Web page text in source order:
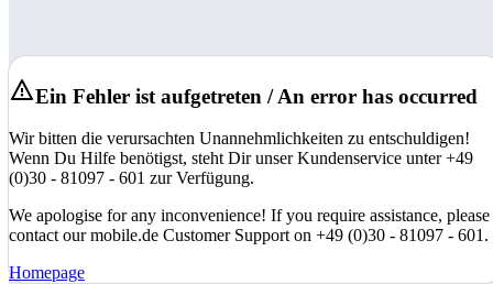
Ein Fehler ist aufgetreten / An error has occurred
Wir bitten die verursachten Unannehmlichkeiten zu entschuldigen!
Wenn Du Hilfe benötigst, steht Dir unser Kundenservice unter +49
(0)30 - 81097 - 601 zur Verfügung.
We apologise for any inconvenience! If you require assistance, please
contact our mobile.de Customer Support on +49 (0)30 - 81097 - 601.
Homepage